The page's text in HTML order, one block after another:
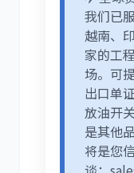
我们已
越南、
家的工
场。可
出口单
放油开
是其他
将是您